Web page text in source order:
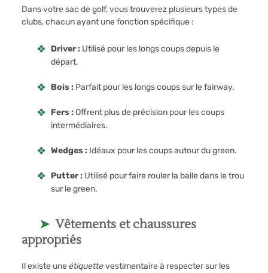
Dans votre sac de golf, vous trouverez plusieurs types de
clubs, chacun ayant une fonction spécifique :
Driver : Utilisé pour les longs coups depuis le
départ.
Bois : Parfait pour les longs coups sur le fairway.
Fers :Offrent plus de précision pour les coups
intermédiaires.
Wedges : Idéaux pour les coups autour du green.
Putter : Utilisé pour faire rouler la balle dans le trou
sur le green.
Vêtements et chaussures
appropriés
Il existe uneétiquettevestimentaire à respecter sur les